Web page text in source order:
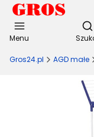
Menu
Gros24.pl AGD małe